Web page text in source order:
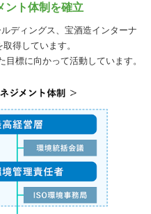
ント体制を確立
ディングス、宝酒造インターナ
得しています。
標に向かって活動しています。